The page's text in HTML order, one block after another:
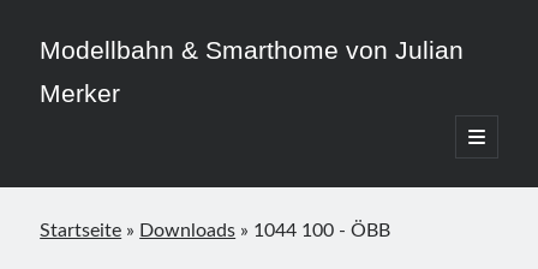
Modellbahn & Smarthome von Julian
Merker
open
primary
Sidebar
Startseite » Downloads » 1044 100 - ÖBB